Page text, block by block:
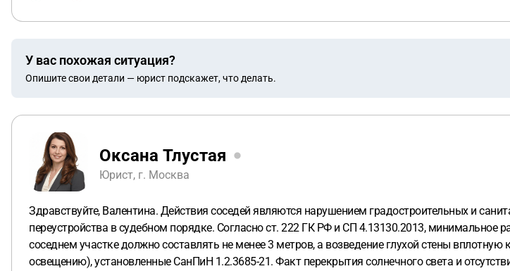
У вас похожая ситуация?
Опишите свои детали — юрист подскажет, что делать.
Оксана Тлустая
Юрист, г. Москва
Здравствуйте, Валентина. Действия соседей являются нарушением градостроительных и
переустройства в судебном порядке. Согласно ст. 222 ГК РФ и СП 4.13130.2013, минимальное
соседнем участке должно составлять не менее 3 метров, а возведение глухой стены
освещению), установленные СанПиН 1.2.3685-21. Факт перекрытия солнечного света и